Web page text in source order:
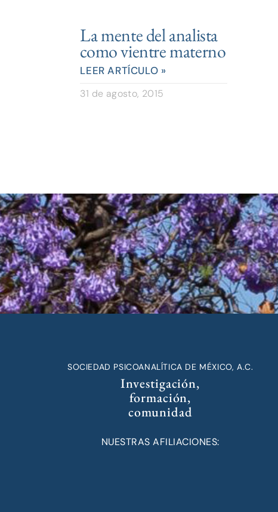
La mente del analista
como vientre materno
LEER ARTÍCULO »
31 de agosto, 2015
SOCIEDAD PSICOANALÍTICA DE MÉXICO, A.C.
Investigación,
formación,
comunidad
NUESTRAS AFILIACIONES: